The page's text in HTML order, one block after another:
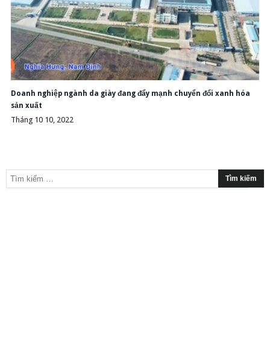
Doanh nghiệp ngành da giày đang đẩy mạnh chuyển đổi xanh hóa
sản xuất
Tháng 10 10, 2022